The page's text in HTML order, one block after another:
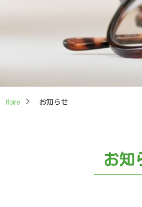
Home > お知らせ
お知